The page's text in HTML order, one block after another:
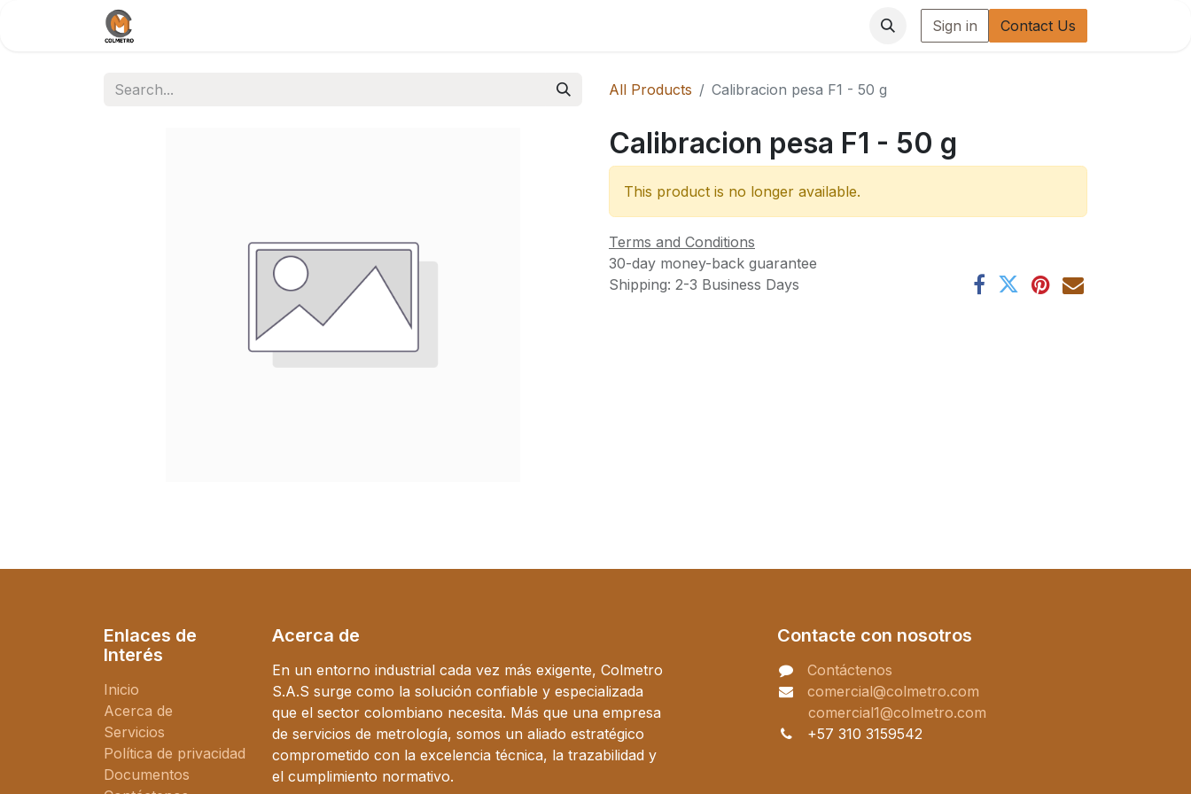
Sign in Contact Us
All Products Calibracion pesa F1 - 50 g
Calibracion pesa F1 - 50 g
This product is no longer available.
Terms and Conditions
30-day money-back guarantee
Shipping: 2-3 Business Days
Enlaces de
Interés
Inicio
Acerca de
Servicios
Política de privacidad
Documentos
Acerca de
En un entorno industrial cada vez más exigente, Colmetro
S.A.S surge como la solución confiable y especializada
que el sector colombiano necesita. Más que una empresa
de servicios de metrología, somos un aliado estratégico
comprometido con la excelencia técnica, la trazabilidad y
el cumplimiento normativo.
Contacte con nosotros
Contáctenos
comercial@colmetro.com
comercial1@colmetro.com
+57 310 3159542